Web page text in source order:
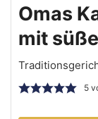
Omas
mit
5